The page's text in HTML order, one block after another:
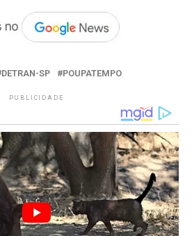
DETRAN-SP POUPATEMPO
PUBLICIDADE